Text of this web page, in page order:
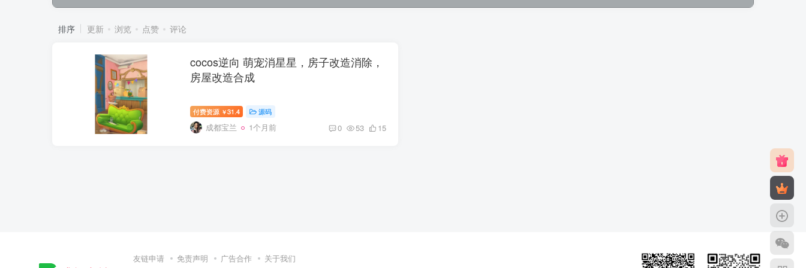
排序 更新 浏览 点赞 评论
cocos逆向 萌宠消星星，房子改造消除，
房屋改造合成
付费资源 ￥31.4 源码
成都宝兰 1个月前 0 53 15
友链申请 免责声明 广告合作 关于我们